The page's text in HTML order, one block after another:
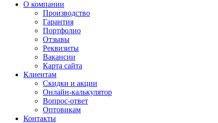
О компании
Производство
Гарантия
Портфолио
Отзывы
Реквизиты
Вакансии
Карта сайта
Клиентам
Скидки и акции
Онлайн-калькулятор
Вопрос-ответ
Оптовикам
Контакты